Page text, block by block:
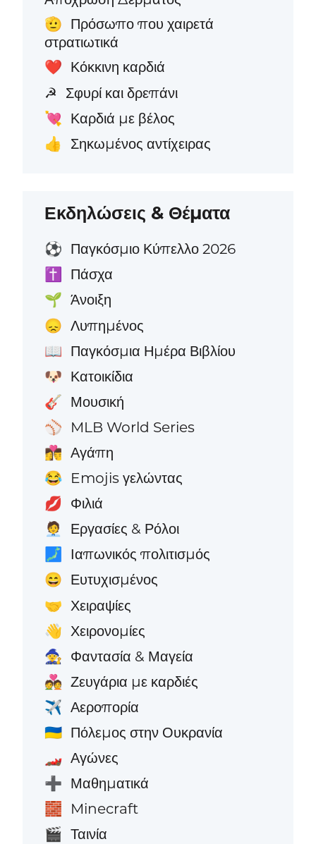
🫡 Πρόσωπο που χαιρετά
στρατιωτικά
❤️ Κόκκινη καρδιά
☭ Σφυρί και δρεπάνι
💘 Καρδιά με βέλος
👍 Σηκωμένος αντίχειρας
Εκδηλώσεις & Θέματα
⚽ Παγκόσμιο Κύπελλο 2026
✝️ Πάσχα
🌱 Άνοιξη
😞 Λυπημένος
📖 Παγκόσμια Ημέρα Βιβλίου
🐶 Κατοικίδια
🎸 Μουσική
⚾ MLB World Series
👩‍❤️‍💋‍👨 Αγάπη
😂 Emojis γελώντας
💋 Φιλιά
🧑‍💼 Εργασίες & Ρόλοι
🗾 Ιαπωνικός πολιτισμός
😄 Ευτυχισμένος
🤝 Χειραψίες
👋 Χειρονομίες
🧙 Φαντασία & Μαγεία
💑 Ζευγάρια με καρδιές
✈️ Αεροπορία
🇺🇦 Πόλεμος στην Ουκρανία
🏎️ Αγώνες
➕ Μαθηματικά
🧱 Minecraft
🎬 Ταινία